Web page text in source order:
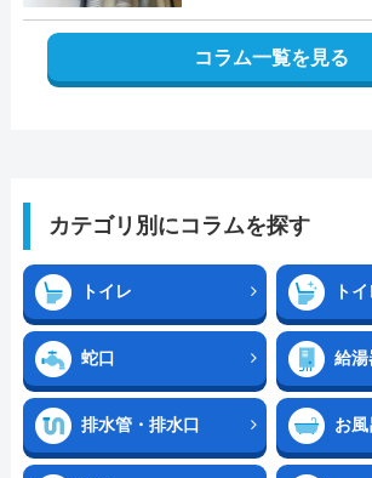
コラム一覧を見る
カテゴリ別にコラムを探す
トイレ ト
蛇口 給湯
排水管・排水口 お風